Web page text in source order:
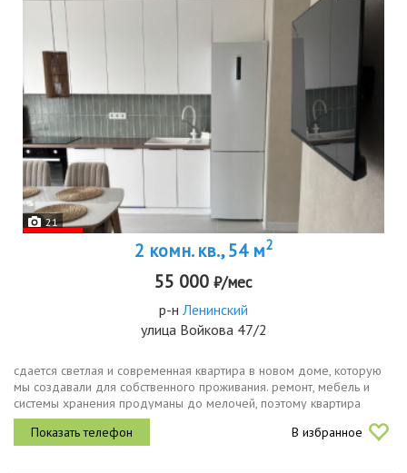
21
2 комн. кв., 54 м2
55 000 ₽/мес
р-н Ленинский
улица Войкова 47/2
сдается светлая и современная квартира в новом доме, которую
мы создавали для собственного проживания. ремонт, мебель и
системы хранения продуманы до мелочей, поэтому квартира
получилась красивой, удобной и функциональной. жк войков,
центр...
В избранное